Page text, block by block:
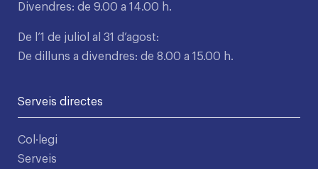
Divendres: de 9.00 a 14.00 h.
De l’1 de juliol al 31 d’agost:
De dilluns a divendres: de 8.00 a 15.00 h.
Serveis directes
Col·legi
Serveis